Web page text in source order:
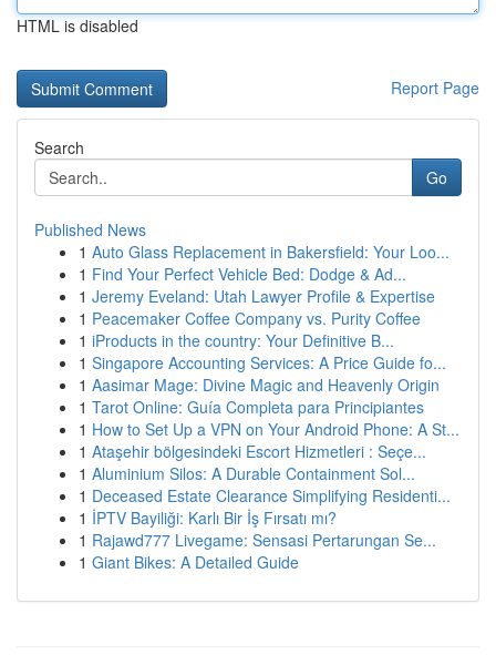
HTML is disabled
Report Page
Search
Go
Published News
1 Auto Glass Replacement in Bakersfield: Your Loo...
1 Find Your Perfect Vehicle Bed: Dodge & Ad...
1 Jeremy Eveland: Utah Lawyer Profile & Expertise
1 Peacemaker Coffee Company vs. Purity Coffee
1 iProducts in the country: Your Definitive B...
1 Singapore Accounting Services: A Price Guide fo...
1 Aasimar Mage: Divine Magic and Heavenly Origin
1 Tarot Online: Guía Completa para Principiantes
1 How to Set Up a VPN on Your Android Phone: A St...
1 Ataşehir bölgesindeki Escort Hizmetleri : Seçe...
1 Aluminium Silos: A Durable Containment Sol...
1 Deceased Estate Clearance Simplifying Residenti...
1 İPTV Bayiliği: Karlı Bir İş Fırsatı mı?
1 Rajawd777 Livegame: Sensasi Pertarungan Se...
1 Giant Bikes: A Detailed Guide